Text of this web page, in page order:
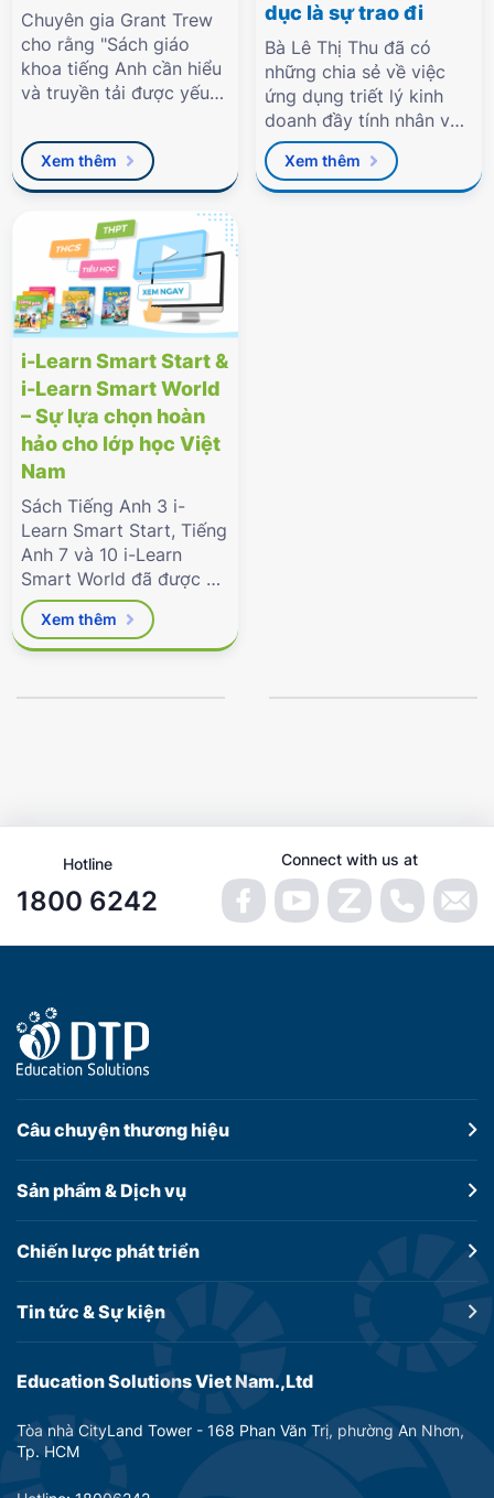
Chuyên gia Grant Trew
cho rằng "Sách giáo
khoa tiếng Anh cần hiểu
và truyền tải được yếu
học sinh."
Xem thêm
dục là sự trao đi
Bà Lê Thị Thu đã có
những chia sẻ về việc
ứng dụng triết lý kinh
doanh đầy tính nhân văn
của Tập đoàn với báo
Tuổi Trẻ vừa qua.
Xem thêm
i-Learn Smart Start &
i-Learn Smart World
– Sự lựa chọn hoàn
hảo cho lớp học Việt
Nam
Sách Tiếng Anh 3 i-
Learn Smart Start, Tiếng
Anh 7 và 10 i-Learn
Smart World đã được Bộ
Giáo dục & Đào tạo phê
duyệt.
Xem thêm
Hotline
1800 6242
Connect with us at
Education Solutions Viet Nam.,Ltd
Tòa nhà CityLand Tower - 168 Phan Văn Trị, phường An Nhơn,
Tp. HCM
Câu chuyệnthương hiệu
Sản phẩm &Dịch vụ
Chiến lược phát triển
Tin tức &Sự kiện